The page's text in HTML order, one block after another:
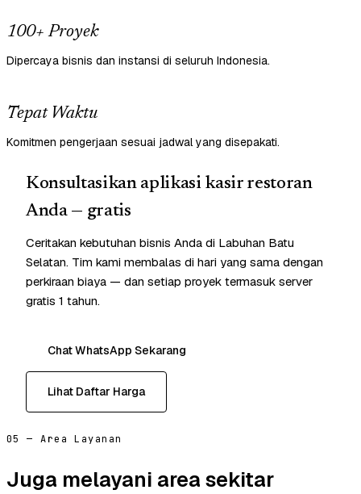
100+ Proyek
Dipercaya bisnis dan instansi di seluruh Indonesia.
Tepat Waktu
Komitmen pengerjaan sesuai jadwal yang disepakati.
Konsultasikan aplikasi kasir restoran
Anda — gratis
Ceritakan kebutuhan bisnis Anda di Labuhan Batu
Selatan. Tim kami membalas di hari yang sama dengan
perkiraan biaya — dan setiap proyek termasuk server
gratis 1 tahun.
Chat WhatsApp Sekarang
Lihat Daftar Harga
05 — Area Layanan
Juga melayani area sekitar